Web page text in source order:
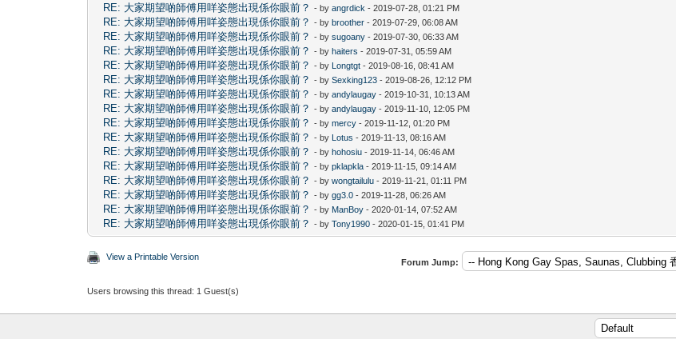
RE: 大家期望啲師傅用咩姿態出現係你眼前？ - byangrdick - 2019-07-28, 01:21 PM
RE: 大家期望啲師傅用咩姿態出現係你眼前？ - bybroother - 2019-07-29, 06:08 AM
RE: 大家期望啲師傅用咩姿態出現係你眼前？ - bysugoany - 2019-07-30, 06:33 AM
RE: 大家期望啲師傅用咩姿態出現係你眼前？ - byhaiters - 2019-07-31, 05:59 AM
RE: 大家期望啲師傅用咩姿態出現係你眼前？ - by Longtgt - 2019-08-16, 08:41 AM
RE: 大家期望啲師傅用咩姿態出現係你眼前？ - bySexking123 - 2019-08-26, 12:12 PM
RE: 大家期望啲師傅用咩姿態出現係你眼前？ - byandylaugay - 2019-10-31, 10:13 AM
RE: 大家期望啲師傅用咩姿態出現係你眼前？ - byandylaugay - 2019-11-10, 12:05 PM
RE: 大家期望啲師傅用咩姿態出現係你眼前？ - bymercy - 2019-11-12, 01:20 PM
RE: 大家期望啲師傅用咩姿態出現係你眼前？ - by Lotus - 2019-11-13, 08:16 AM
RE: 大家期望啲師傅用咩姿態出現係你眼前？ - byhohosiu - 2019-11-14, 06:46 AM
RE: 大家期望啲師傅用咩姿態出現係你眼前？ - bypklapkla - 2019-11-15, 09:14 AM
RE: 大家期望啲師傅用咩姿態出現係你眼前？ - bywongtailulu - 2019-11-21, 01:11 PM
RE: 大家期望啲師傅用咩姿態出現係你眼前？ - bygg3.0 - 2019-11-28, 06:26 AM
RE: 大家期望啲師傅用咩姿態出現係你眼前？ - by ManBoy - 2020-01-14, 07:52 AM
RE: 大家期望啲師傅用咩姿態出現係你眼前？ - byTony1990 - 2020-01-15, 01:41 PM
View a Printable Version
Forum Jump:
Users browsing this thread: 1 Guest(s)